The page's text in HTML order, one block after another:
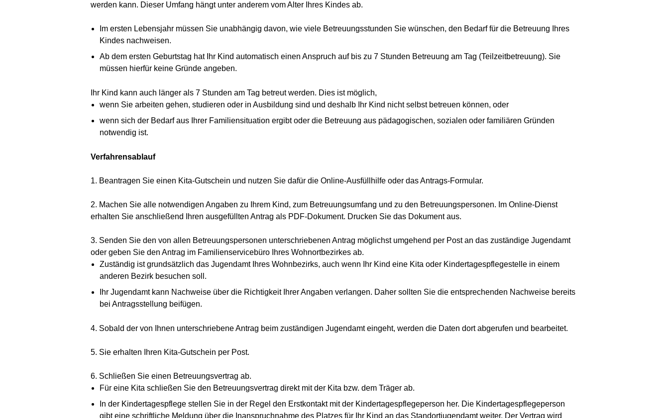
werden kann. Dieser Umfang hängt unter anderem vom Alter Ihres Kindes ab.
Im ersten Lebensjahr müssen Sie unabhängig davon, wie viele Betreuungsstunden Sie wünschen, den Bedarf für die Betreuung Ihres
Kindes nachweisen.
Ab dem ersten Geburtstag hat Ihr Kind automatisch einen Anspruch auf bis zu 7 Stunden Betreuung am Tag (Teilzeitbetreuung). Sie
müssen hierfür keine Gründe angeben.
Ihr Kind kann auch länger als 7 Stunden am Tag betreut werden. Dies ist möglich,
wenn Sie arbeiten gehen, studieren oder in Ausbildung sind und deshalb Ihr Kind nicht selbst betreuen können, oder
wenn sich der Bedarf aus Ihrer Familiensituation ergibt oder die Betreuung aus pädagogischen, sozialen oder familiären Gründen
notwendig ist.
Verfahrensablauf
1. Beantragen Sie einen Kita-Gutschein und nutzen Sie dafür die Online-Ausfüllhilfe oder das Antrags-Formular.
2. Machen Sie alle notwendigen Angaben zu Ihrem Kind, zum Betreuungsumfang und zu den Betreuungspersonen. Im Online-Dienst
erhalten Sie anschließend Ihren ausgefüllten Antrag als PDF-Dokument. Drucken Sie das Dokument aus.
3. Senden Sie den von allen Betreuungspersonen unterschriebenen Antrag möglichst umgehend per Post an das zuständige Jugendamt
oder geben Sie den Antrag im Familienservicebüro Ihres Wohnortbezirkes ab.
Zuständig ist grundsätzlich das Jugendamt Ihres Wohnbezirks, auch wenn Ihr Kind eine Kita oder Kindertagespflegestelle in einem
anderen Bezirk besuchen soll.
Ihr Jugendamt kann Nachweise über die Richtigkeit Ihrer Angaben verlangen. Daher sollten Sie die entsprechenden Nachweise bereits
bei Antragsstellung beifügen.
4. Sobald der von Ihnen unterschriebene Antrag beim zuständigen Jugendamt eingeht, werden die Daten dort abgerufen und bearbeitet.
5. Sie erhalten Ihren Kita-Gutschein per Post.
6. Schließen Sie einen Betreuungsvertrag ab.
Für eine Kita schließen Sie den Betreuungsvertrag direkt mit der Kita bzw. dem Träger ab.
In der Kindertagespflege stellen Sie in der Regel den Erstkontakt mit der Kindertagespflegeperson her. Die Kindertagespflegeperson
gibt eine schriftliche Meldung über die Inanspruchnahme des Platzes für Ihr Kind an das Standortjugendamt weiter. Der Vertrag wird